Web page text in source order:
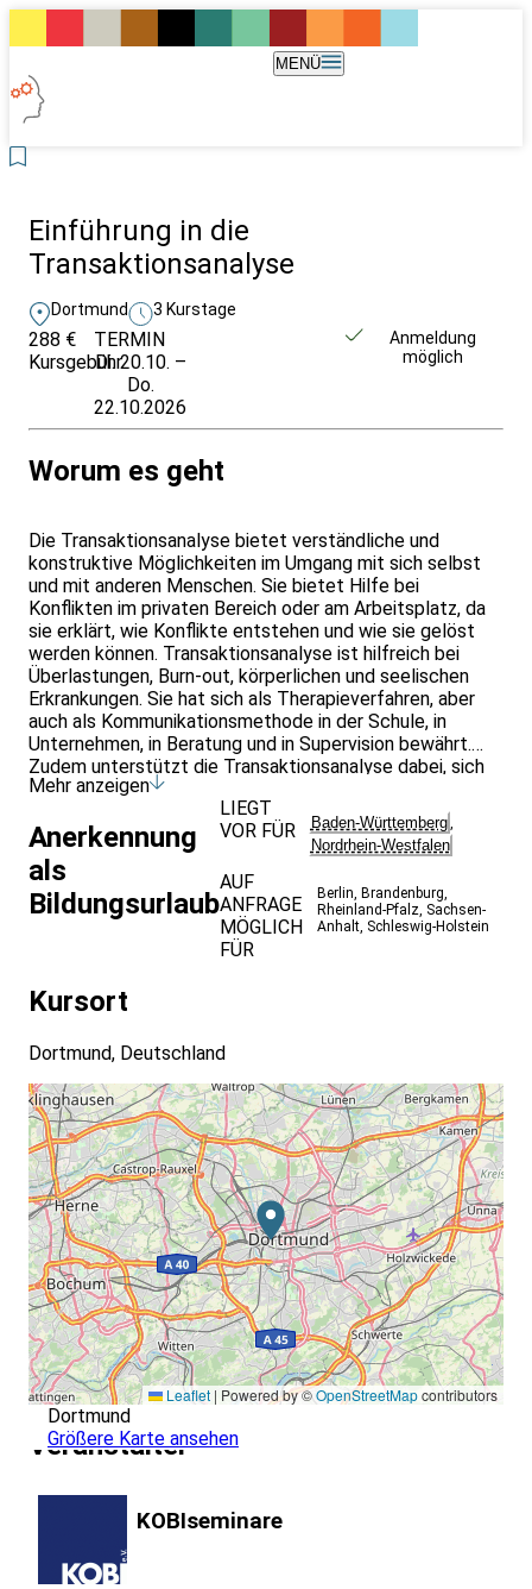
MENÜ
Einführung in die
Transaktionsanalyse
Dortmund 3 Kurstage
288 €
Kursgebühr
TERMIN
Di. 20.10. –
Do.
22.10.2026
Anmeldung
möglich
Worum es geht
Die Transaktionsanalyse bietet verständliche und
konstruktive Möglichkeiten im Umgang mit sich selbst
und mit anderen Menschen. Sie bietet Hilfe bei
Konflikten im privaten Bereich oder am Arbeitsplatz, da
sie erklärt, wie Konflikte entstehen und wie sie gelöst
werden können. Transaktionsanalyse ist hilfreich bei
Überlastungen, Burn-out, körperlichen und seelischen
Erkrankungen. Sie hat sich als Therapieverfahren, aber
auch als Kommunikationsmethode in der Schule, in
Unternehmen, in Beratung und in Supervision bewährt.
Zudem unterstützt die Transaktionsanalyse dabei, sich
zu zentrieren, achtsam zu sein, Bewusstheit zu
entwickeln und neue Lebensenergie zu finden. Dieses
Seminar bietet einen Einblick in die vielfältigen Konzepte
und Methoden der Transaktionsanalyse. Die Konzepte
und Methoden werden gut verständlich dargestellt und
mit praktischen Beispielen und Übungen veranschaulicht.
Offizieller 101 Kurs der DGTA/EATA/ITAA - Dieser gilt
als weltweite Voraussetzung für eine Weiterbildung in
Mehr anzeigen
Anerkennung
als
Bildungsurlaub
LIEGT
VOR FÜR
Baden-Württemberg,
Nordrhein-Westfalen
AUF
ANFRAGE
MÖGLICH
FÜR
Berlin, Brandenburg,
Rheinland-Pfalz, Sachsen-
Anhalt, Schleswig-Holstein
Kursort
Dortmund, Deutschland
Leaflet | Powered by ©OpenStreetMapcontributors
Dortmund
Größere Karte ansehen
Veranstalter
KOBIseminare